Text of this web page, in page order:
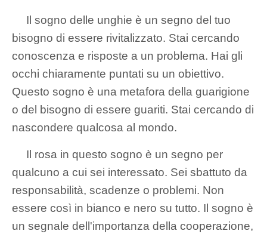
Il sogno delle unghie è un segno del tuo
bisogno di essere rivitalizzato. Stai cercando
conoscenza e risposte a un problema. Hai gli
occhi chiaramente puntati su un obiettivo.
Questo sogno è una metafora della guarigione
o del bisogno di essere guariti. Stai cercando di
nascondere qualcosa al mondo.
Il rosa in questo sogno è un segno per
qualcuno a cui sei interessato. Sei sbattuto da
responsabilità, scadenze o problemi. Non
essere così in bianco e nero su tutto. Il sogno è
un segnale dell'importanza della cooperazione,